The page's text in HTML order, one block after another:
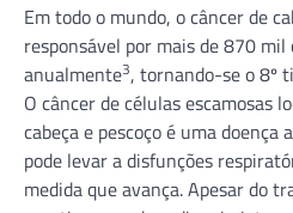
Em todo o mundo, o câncer de
responsável por mais de 870
anualmente3, tornando-se o 8º
O câncer de células escamosas
cabeça e pescoço é uma
pode levar a disfunções
medida que avança. Apesar do